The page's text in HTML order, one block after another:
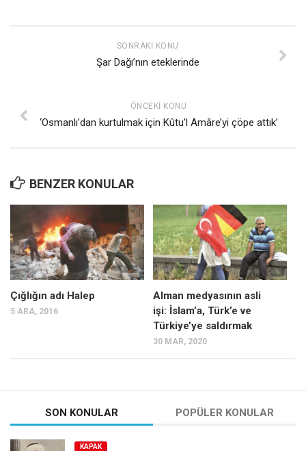
SONRAKI KONU
Şar Dağı’nın eteklerinde
ÖNCEKI KONU
‘Osmanlı’dan kurtulmak için Kûtu’l Amâre’yi çöpe attık’
BENZER KONULAR
Çığlığın adı Halep
5 ARA, 2016
Alman medyasının asli
işi: İslam’a, Türk’e ve
Türkiye’ye saldırmak
30 MAR, 2020
SON KONULAR POPÜLER KONULAR
KAPAK